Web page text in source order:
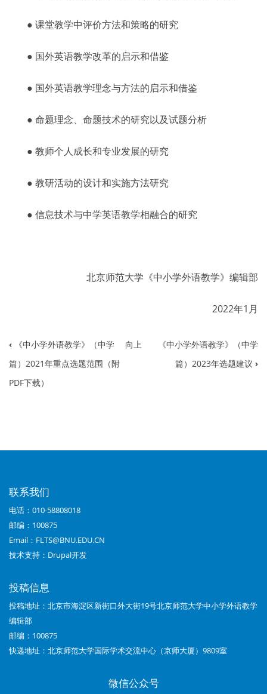
● 课堂教学中评价方法和策略的研究
● 国外英语教学改革的启示和借鉴
● 国外英语教学理念与方法的启示和借鉴
● 命题理念、命题技术的研究以及试题分析
● 教师个人成长和专业发展的研究
● 教研活动的设计和实施方法研究
● 信息技术与中学英语教学相融合的研究
北京师范大学《中小学外语教学》编辑部
2022年1月
书
籍
《中
小
学
外
教
学》
（中
学
‹ 《中小学外语教学》（中学
篇）2021年重点选题范围（附
PDF下载）
向上
《中小学外语教学》（中学
篇）2023年选题建议 ›
联系我们
电话：010-58808018
邮编：100875
Email：FLTS@BNU.EDU.CN
技术支持： Drupal开发
投稿信息
投稿地址：北京市海淀区新街口外大街19号北京师范大学中小学外语教学
编辑部
邮编：100875
快递地址：北京师范大学国际学术交流中心（京师大厦）9809室
微信公众号